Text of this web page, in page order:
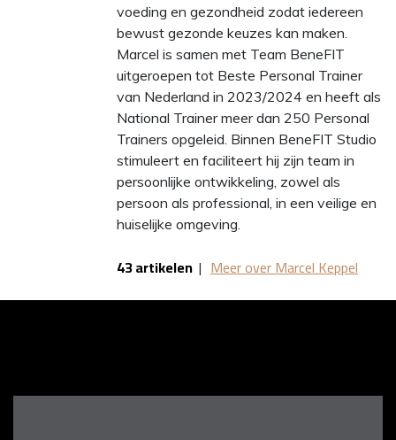
voeding en gezondheid zodat iedereen
bewust gezonde keuzes kan maken.
Marcel is samen met Team BeneFIT
uitgeroepen tot Beste Personal Trainer
van Nederland in 2023/2024 en heeft als
National Trainer meer dan 250 Personal
Trainers opgeleid. Binnen BeneFIT Studio
stimuleert en faciliteert hij zijn team in
persoonlijke ontwikkeling, zowel als
persoon als professional, in een veilige en
huiselijke omgeving.
43 artikelen | Meer over Marcel Keppel